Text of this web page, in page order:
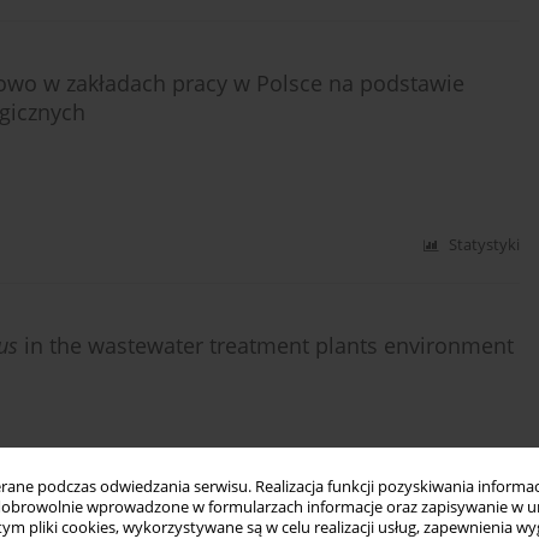
podczas odwiedzania serwisu. Realizacja funkcji pozyskiwania
wprowadzone w formularzach informacje oraz zapisywanie w
pliki cookies, wykorzystywane są w celu realizacji usług, zapewnienia
w zakładach pracy w Polsce na podstawie
Statystyki
in the wastewater treatment plants environment
Statystyki